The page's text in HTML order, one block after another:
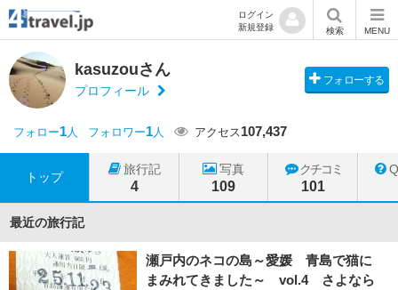
ログイン
新規登録
検索 MENU
kasuzouさん
プロフィール
フォローする
フォロー1人 フォロワー1人 アクセス107,437
トップ
旅行記
4
写真
109
クチコミ
101
最近の旅行記
瀬戸内のネコの島～愛媛 青島で猫に
まみれてきました～ vol.4 さよなら